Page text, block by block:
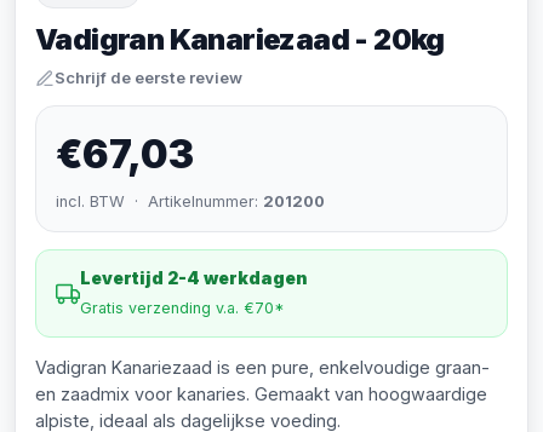
Vadigran Kanariezaad - 20kg
Schrijf de eerste review
€67,03
incl. BTW · Artikelnummer: 201200
Levertijd 2-4 werkdagen
Gratis verzending v.a. €70*
Vadigran Kanariezaad is een pure, enkelvoudige graan-
en zaadmix voor kanaries. Gemaakt van hoogwaardige
alpiste, ideaal als dagelijkse voeding.